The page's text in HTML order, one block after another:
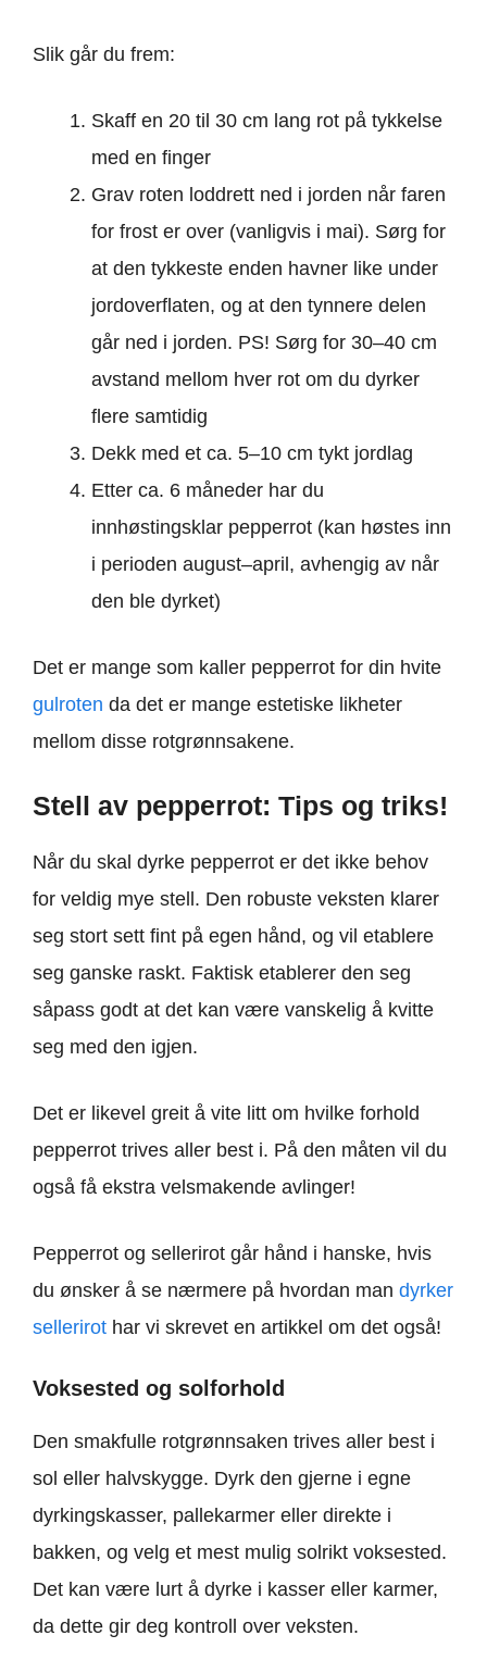
Slik går du frem:
Skaff en 20 til 30 cm lang rot på tykkelse
med en finger
Grav roten loddrett ned i jorden når faren
for frost er over (vanligvis i mai). Sørg for
at den tykkeste enden havner like under
jordoverflaten, og at den tynnere delen
går ned i jorden. PS! Sørg for 30–40 cm
avstand mellom hver rot om du dyrker
flere samtidig
Dekk med et ca. 5–10 cm tykt jordlag
Etter ca. 6 måneder har du
innhøstingsklar pepperrot (kan høstes inn
i perioden august–april, avhengig av når
den ble dyrket)
Det er mange som kaller pepperrot for din hvite
gulroten da det er mange estetiske likheter
mellom disse rotgrønnsakene.
Stell av pepperrot: Tips og triks!
Når du skal dyrke pepperrot er det ikke behov
for veldig mye stell. Den robuste veksten klarer
seg stort sett fint på egen hånd, og vil etablere
seg ganske raskt. Faktisk etablerer den seg
såpass godt at det kan være vanskelig å kvitte
seg med den igjen.
Det er likevel greit å vite litt om hvilke forhold
pepperrot trives aller best i. På den måten vil du
også få ekstra velsmakende avlinger!
Pepperrot og sellerirot går hånd i hanske, hvis
du ønsker å se nærmere på hvordan man dyrker
sellerirot har vi skrevet en artikkel om det også!
Voksested og solforhold
Den smakfulle rotgrønnsaken trives aller best i
sol eller halvskygge. Dyrk den gjerne i egne
dyrkingskasser, pallekarmer eller direkte i
bakken, og velg et mest mulig solrikt voksested.
Det kan være lurt å dyrke i kasser eller karmer,
da dette gir deg kontroll over veksten.